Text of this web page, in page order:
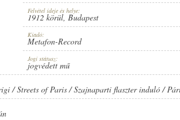
RECORDFelvétel ideje és helye:
1912 körül, Budapest
Kiadó:
Metafon-Record
Jogi státusz:
jogvédett mű
/ Streets of Paris / Szajnaparti flaszter induló /